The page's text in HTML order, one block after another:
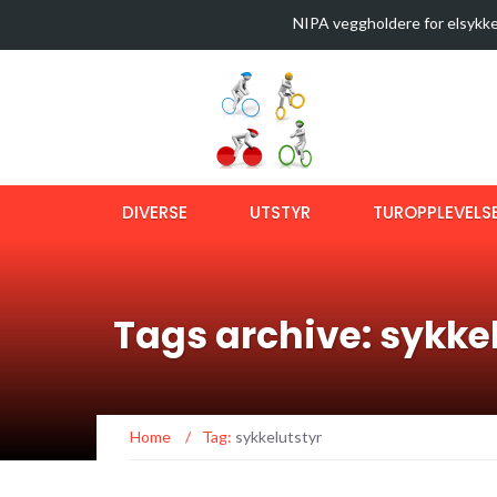
Latest News
NIPA veggholdere for
Sykkeltur i Østmarka (video)
Ny bok om langtursykling
OptiShokz Revvez solbriller
DIVERSE UTSTYR
Tags archive:
Home / Tag: sykkelutstyr